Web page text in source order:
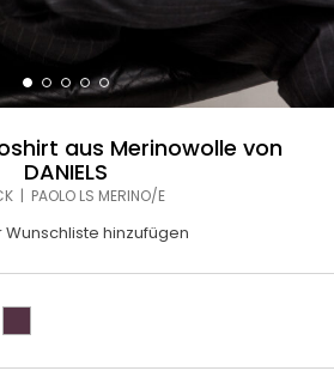
aus Merinowolle von
DANIELS
| PAOLO LS MERINO/E
Wunschliste hinzufügen